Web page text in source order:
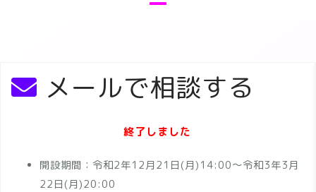
メールで相談する
終了しました
開設期間：令和2年12月21日(月)14:00～令和3年3月
22日(月)20:00